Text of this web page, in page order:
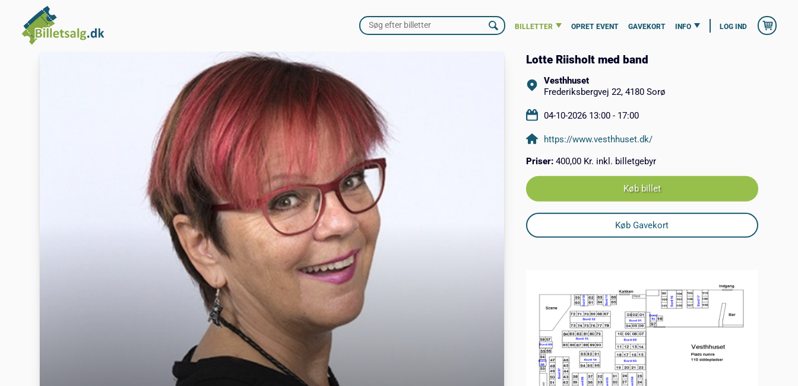
BILLETTER OPRET EVENT GAVEKORT INFO LOG IND
Lotte Riisholt med band
Vesthhuset
Frederiksbergvej 22, 4180 Sorø
04-10-2026 13:00 - 17:00
https://www.vesthhuset.dk/
Priser: 400,00 Kr. inkl. billetgebyr
Køb billet
Køb Gavekort